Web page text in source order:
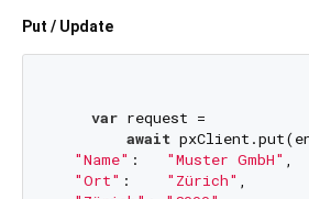
Put / Update
var request =
await
"Name" : "Muster GmbH" ,
"Ort" : "Zürich" ,